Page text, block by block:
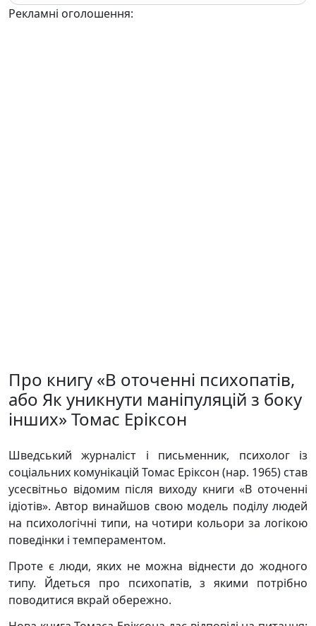
Рекламні оголошення:
Про книгу «В оточенні психопатів,
або Як уникнути маніпуляцій з боку
інших» Томас Еріксон
Шведський журналіст і письменник, психолог із
соціальних комунікацій Томас Еріксон (нар. 1965) став
усесвітньо відомим після виходу книги «В оточенні
ідіотів». Автор винайшов свою модель поділу людей
на психологічні типи, на чотири кольори за логікою
поведінки і темпераментом.
Проте є люди, яких не можна віднести до жодного
типу. Йдеться про психопатів, з якими потрібно
поводитися вкрай обережно.